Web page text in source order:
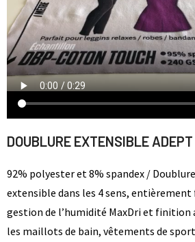
DOUBLURE EXTENSIBLE ADEPT
92% polyester et 8% spandex /
extensible dans les 4 sens,
gestion de l’humidité MaxDri et
les maillots de bain, vêtements de